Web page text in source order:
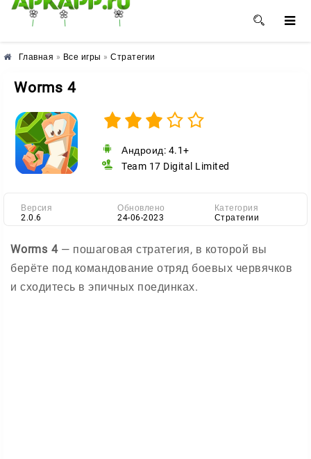
🌸 🌼 🌺
Главная » Все игры » Стратегии
Worms 4
Андроид: 4.1+
Team 17 Digital Limited
Версия
2.0.6
Обновлено
24-06-2023
Категория
Стратегии
Worms 4— пошаговая стратегия, в которой вы
берёте под командование отряд боевых червячков
и сходитесь в эпичных поединках.